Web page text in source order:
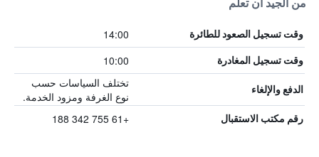
من الجيد أن تعلم
وقت تسجيل الصعود للطائرة 14:00
وقت تسجيل المغادرة 10:00
الدفع والإلغاء
تختلف السياسات حسب
نوع الغرفة ومزود الخدمة.
رقم مكتب الاستقبال +61 755 342 188